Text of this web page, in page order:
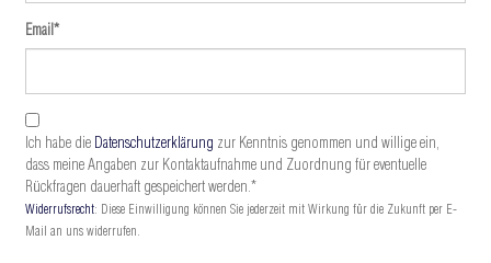
Email *
Ich habe die Datenschutzerklärung zur Kenntnis genommen und willige ein,
dass meine Angaben zur Kontaktaufnahme und Zuordnung für eventuelle
Rückfragen dauerhaft gespeichert werden.*
Widerrufsrecht: Diese Einwilligung können Sie jederzeit mit Wirkung für die Zukunft per E-
Mail an uns widerrufen.